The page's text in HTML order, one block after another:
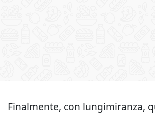
Finalmente, con lungimiranza,